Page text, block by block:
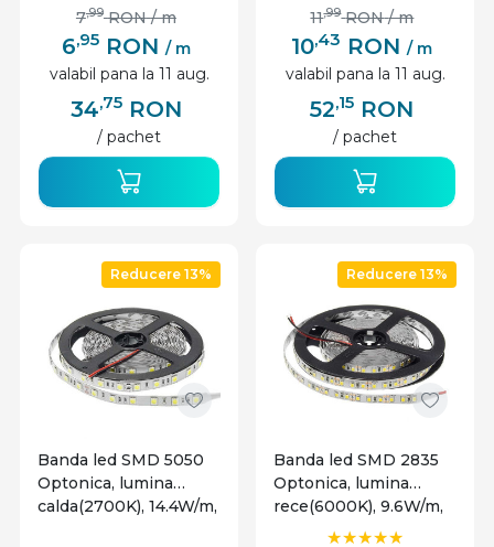
12V, IP20
6,95 RON / m
7,99 RON / m
valabil pana la 11 aug.
34,75 RON
/ pachet
10,43 RON / m
11,99 RON / m
valabil pana la 11 aug.
52,15 RON
/ pachet
Reducere 13%
Banda led SMD 5050
Optonica, lumina
calda(2700K), 14.4W/m,
Reducere 13%
Banda led SMD 2835
Optonica, lumina
rece(6000K), 9.6W/m,
300lm/m, 120 leduri/m,